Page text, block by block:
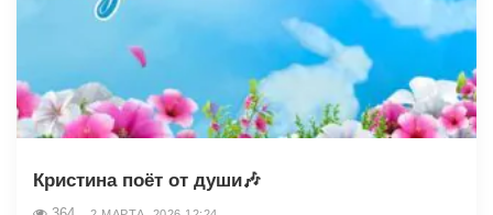
Кристина поёт от души🎶